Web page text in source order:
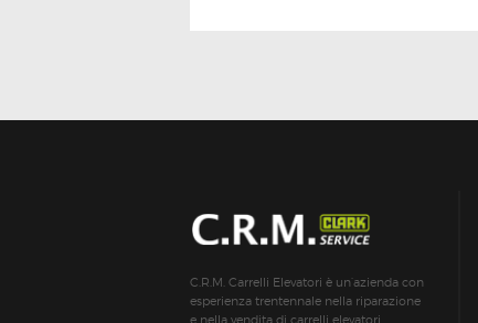
C.R.M. Carrelli Elevatori è un’azienda con
esperienza trentennale nella riparazione
e nella vendita di carrelli elevatori